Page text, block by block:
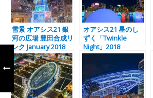
雪景 オアシス21 銀
河の広場 豊田合成リ
ンク January 2018
オアシス21 星のし
ずく「Twinkle
Night」2018